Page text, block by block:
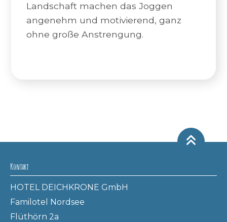
Landschaft machen das Joggen
angenehm und motivierend, ganz
ohne große Anstrengung.
Kontakt
HOTEL DEICHKRONE GmbH
Familotel Nordsee
Flüthörn 2a